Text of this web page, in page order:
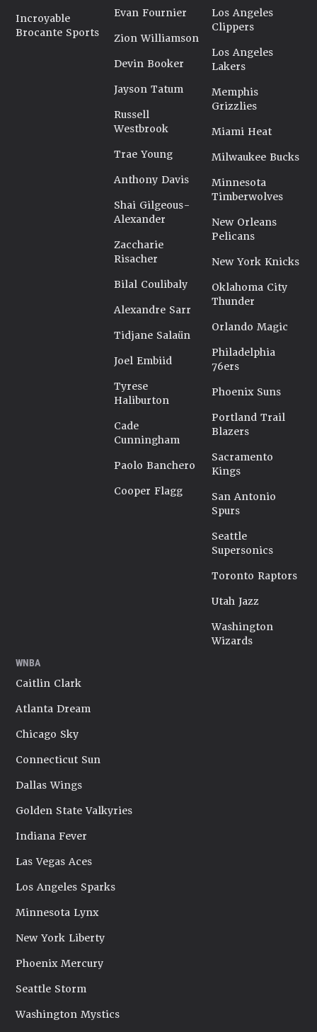
Incroyable
Brocante Sports
Evan Fournier
Zion Williamson
Devin Booker
Jayson Tatum
Russell
Westbrook
Trae Young
Anthony Davis
Shai Gilgeous-
Alexander
Zaccharie
Risacher
Bilal Coulibaly
Alexandre Sarr
Tidjane Salaün
Joel Embiid
Tyrese
Haliburton
Cade
Cunningham
Paolo Banchero
Cooper Flagg
Los Angeles
Clippers
Los Angeles
Lakers
Memphis
Grizzlies
Miami Heat
Milwaukee Bucks
Minnesota
Timberwolves
New Orleans
Pelicans
New York Knicks
Oklahoma City
Thunder
Orlando Magic
Philadelphia
76ers
Phoenix Suns
Portland Trail
Blazers
Sacramento
Kings
San Antonio
Spurs
Seattle
Supersonics
Toronto Raptors
Utah Jazz
Washington
Wizards
WNBA
Caitlin Clark
Atlanta Dream
Chicago Sky
Connecticut Sun
Dallas Wings
Golden State Valkyries
Indiana Fever
Las Vegas Aces
Los Angeles Sparks
Minnesota Lynx
New York Liberty
Phoenix Mercury
Seattle Storm
Washington Mystics